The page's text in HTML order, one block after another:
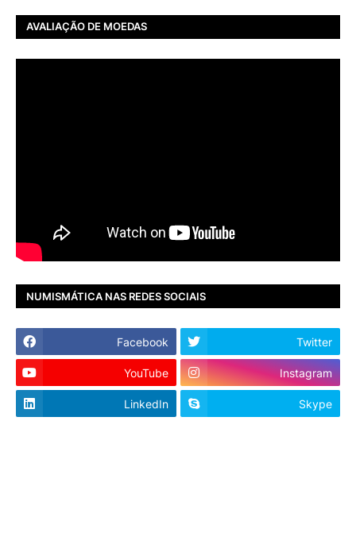
AVALIAÇÃO DE MOEDAS
NUMISMÁTICA NAS REDES SOCIAIS
Facebook Twitter
YouTube Instagram
LinkedIn Skype